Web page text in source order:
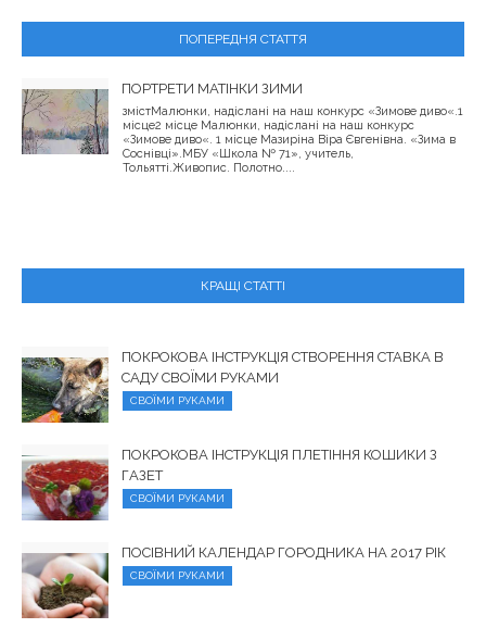
ПОПЕРЕДНЯ СТАТТЯ
ПОРТРЕТИ МАТІНКИ ЗИМИ
змістМалюнки, надіслані на наш конкурс «Зимове диво«.1
місце2 місце Малюнки, надіслані на наш конкурс
«Зимове диво«. 1 місце Мазиріна Віра Євгенівна. «Зима в
Соснівці».МБУ «Школа № 71», учитель,
Тольятті.Живопис. Полотно....
КРАЩІ СТАТТІ
ПОКРОКОВА ІНСТРУКЦІЯ СТВОРЕННЯ СТАВКА В
САДУ СВОЇМИ РУКАМИ
СВОЇМИ РУКАМИ
ПОКРОКОВА ІНСТРУКЦІЯ ПЛЕТІННЯ КОШИКИ З
ГАЗЕТ
СВОЇМИ РУКАМИ
ПОСІВНИЙ КАЛЕНДАР ГОРОДНИКА НА 2017 РІК
СВОЇМИ РУКАМИ